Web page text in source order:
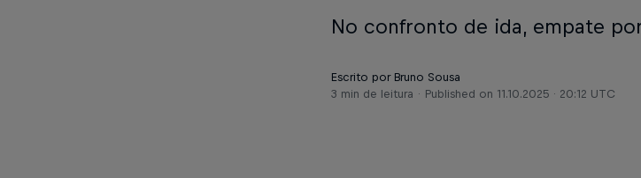
No confronto de ida, empate
Escrito por Bruno Sousa
3 min de leitura
Published on 11.10.2025 · 20:12 UTC